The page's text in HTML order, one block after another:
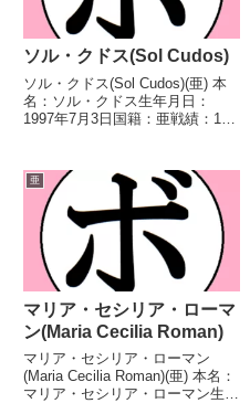
ソル・クドス(Sol Cudos)
ソル・クドス(Sol Cudos)(亜) 本
名：ソル・クドス生年月日：
1997年7月3日国籍：亜戦績：14
マム級王座南米女子ミニマム級王
座WBAラテンアメリカ女子ミニ
マム...
亜
マリア・セシリア・ローマ
ン(Maria Cecilia Roman)
マリア・セシリア・ローマン
(Maria Cecilia Roman)(亜) 本名：
マリア・セシリア・ローマン生年